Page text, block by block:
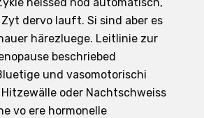
dervo lauft. Si sind aber es
härezluege. Leitlinie zur
beschriebed
und vasomotorischi
oder Nachtschweiss
vo ere hormonelle